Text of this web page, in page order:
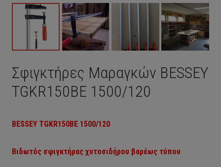
Σφιγκτήρες Μαραγκών BESSEY
TGKR150BE 1500/120
BESSEY TGKR150BE 1500/120
Βιδωτός σφιγκτήρας χυτοσιδήρου βαρέως τύπου